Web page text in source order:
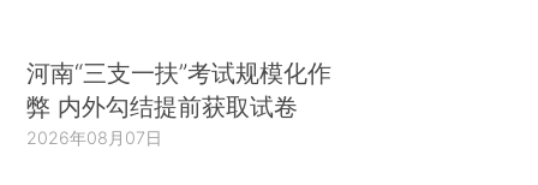
河南“三支一扶”考试规模化作
弊 内外勾结提前获取试卷
2026年08月07日